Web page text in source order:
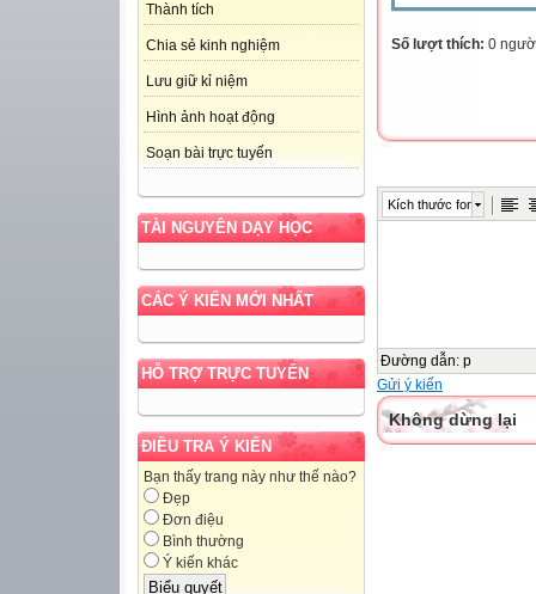
Thành tích
Chia sẻ kinh nghiệm
Lưu giữ kỉ niệm
Hình ảnh hoạt động
Soạn bài trực tuyến
TÀI NGUYÊN DẠY HỌC
CÁC Ý KIẾN MỚI NHẤT
HỖ TRỢ TRỰC TUYẾN
ĐIỀU TRA Ý KIẾN
Bạn thấy trang này như thế nào?
Đẹp
Đơn điệu
Bình thường
Ý kiến khác
Số lượt thích: 0
Kích thước font
Đường dẫn: p
Gửi ý kiến
Không dừng lại